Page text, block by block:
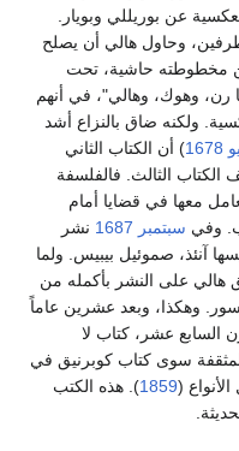
عن بوريللي وبويار.
وحاول هالي أن يصلح
مخطوطته حاشية، تحت
رن، وهوك، وهالي"، في أنهم
ولكنه ضاق بالنزاع أشد
1678) أن الكتاب الثاني
الكتاب الثالث. فالفلسفة
معها في قضايا أمام
وفي سبتمبر 1687 نشر
آنئذ، صموئيل بيبيس. ولما
هالي على النشر بأكمله من
وهكذا، وبعد عشرين عاماً
السابع عشر، كتاب لا
سوى كتاب كوبرنيق في
(
1859). هذه الكتب